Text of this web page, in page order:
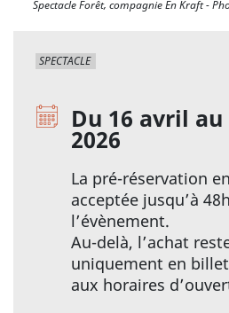
Spectacle Forêt, compagnie En Kraft -
SPECTACLE
Du 16 avril
2026
La pré-réservation
acceptée jusqu’à
l’évènement.
Au-delà, l’achat
uniquement en
aux horaires